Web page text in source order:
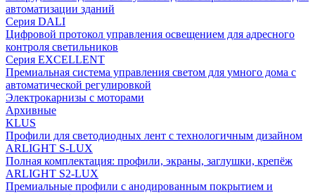
автоматизации зданий
Серия DALI
Цифровой протокол управления освещением для адресного
контроля светильников
Серия EXCELLENT
Премиальная система управления светом для умного дома с
автоматической регулировкой
Электрокарнизы с моторами
Архивные
KLUS
Профили для светодиодных лент с технологичным дизайном
ARLIGHT S-LUX
Полная комплектация: профили, экраны, заглушки, крепёж
ARLIGHT S2-LUX
Премиальные профили с анодированным покрытием и